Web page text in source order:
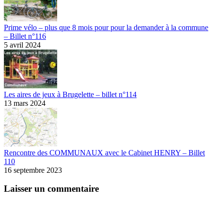
Prime vélo – plus que 8 mois pour pour la demander à la commune
– Billet n°116
5 avril 2024
Les aires de jeux à Brugelette – billet n°114
13 mars 2024
Rencontre des COMMUNAUX avec le Cabinet HENRY – Billet
110
16 septembre 2023
Laisser un commentaire